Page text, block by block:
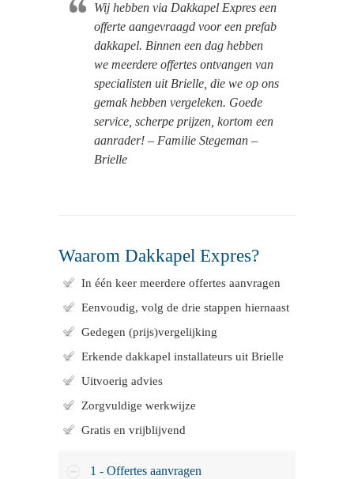
Wij hebben via Dakkapel Expres een
offerte aangevraagd voor een prefab
dakkapel. Binnen een dag hebben
we meerdere offertes ontvangen van
specialisten uit Brielle, die we op ons
gemak hebben vergeleken. Goede
service, scherpe prijzen, kortom een
aanrader! – Familie Stegeman –
Brielle
Waarom Dakkapel Expres?
In één keer meerdere offertes aanvragen
Eenvoudig, volg de drie stappen hiernaast
Gedegen (prijs)vergelijking
Erkende dakkapel installateurs uit Brielle
Uitvoerig advies
Zorgvuldige werkwijze
Gratis en vrijblijvend
1 - Offertes aanvragen